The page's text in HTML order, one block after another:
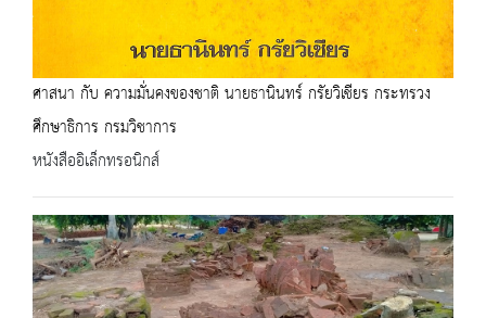
ศาสนา กับ ความมั่นคงของชาติ นายธานินทร์ กรัยวิเชียร กระทรวง
ศึกษาธิการ กรมวิชาการ
หนังสืออิเล็กทรอนิกส์